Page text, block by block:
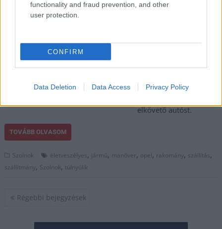
functionality and fraud prevention, and other
user protection.
CONFIRM
Data Deletion Data Access Privacy Policy
Kiss Lajos
a hihetetlen
elkövető autóst.
TOVÁBB OLVASOM
Szolnok életveszélyes, jármű, manőver, opel, rakomány, szállítás,
szállítmány, Szolnok, túlnyúlik
Bejegyzés
Régebbi bejegyzések